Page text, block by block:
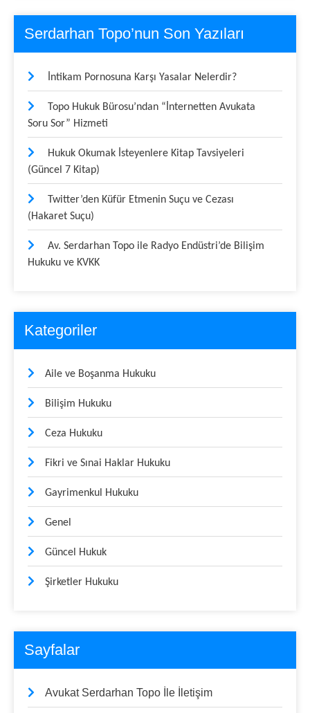
Serdarhan Topo’nun Son Yazıları
İntikam Pornosuna Karşı Yasalar Nelerdir?
Topo Hukuk Bürosu’ndan “İnternetten Avukata
Soru Sor” Hizmeti
Hukuk Okumak İsteyenlere Kitap Tavsiyeleri
(Güncel 7 Kitap)
Twitter’den Küfür Etmenin Suçu ve Cezası
(Hakaret Suçu)
Av. Serdarhan Topo ile Radyo Endüstri’de Bilişim
Hukuku ve KVKK
Kategoriler
Aile ve Boşanma Hukuku
Bilişim Hukuku
Ceza Hukuku
Fikri ve Sınai Haklar Hukuku
Gayrimenkul Hukuku
Genel
Güncel Hukuk
Şirketler Hukuku
Sayfalar
Avukat Serdarhan Topo İle İletişim